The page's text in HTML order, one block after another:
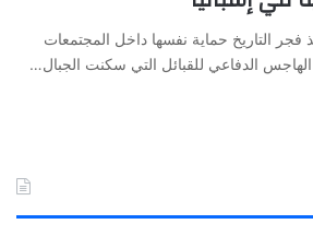
التاريخ حماية نفسها داخل المجتمعات
الهاجس الدفاعي للقبائل التي سكنت الجبال…